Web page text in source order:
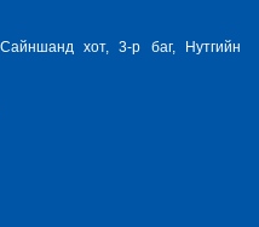
хот, 3-р баг, Нутгийн